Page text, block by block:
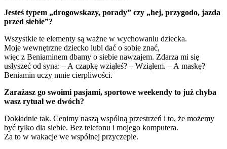
Jesteś typem „drogowskazy, porady” czy „hej, przygodo, jazda
przed siebie”?
Wszystkie te elementy są ważne w wychowaniu dziecka.
Moje wewnętrzne dziecko lubi dać o sobie znać,
więc z Beniaminem dbamy o siebie nawzajem. Zdarza mi się
usłyszeć od syna: – A czapkę wziąłeś? – Wziąłem. – A maskę?
Beniamin uczy mnie cierpliwości.
Zarażasz go swoimi pasjami, sportowe weekendy to już chyba
wasz rytuał we dwóch?
Dokładnie tak. Cenimy naszą wspólną przestrzeń i to, że możemy
być tylko dla siebie. Bez telefonu i mojego komputera.
Za to w wakacje we wspólnej przyczepie.